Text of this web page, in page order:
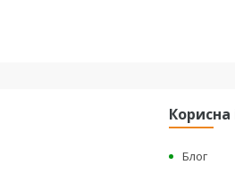
Корисна
Блог